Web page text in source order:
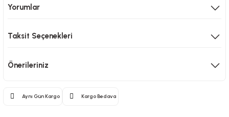
Yorumlar
Taksit Seçenekleri
Önerileriniz
Aynı Gün Kargo Kargo Bedava